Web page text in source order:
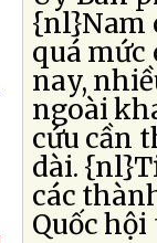
{nl}Nam
quá
nay,
ngoài
cứu cần
dài.
các
Quốc